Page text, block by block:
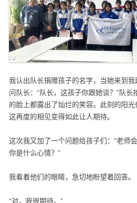
我认出队长捐赠孩子的名字，当她来到
问队长：“队长，这孩子你跟她谈？”队长
的脸上都露出了灿烂的笑容。此刻的阳
这再度的相见变得如此让人期待。
这次我又加了一个问题给孩子们：“老师
你是什么心情？”
我看着他们的眼睛，急切地盼望着回答。
“对，我很期待。”